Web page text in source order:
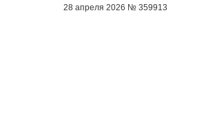
28 апреля 2026 № 359913